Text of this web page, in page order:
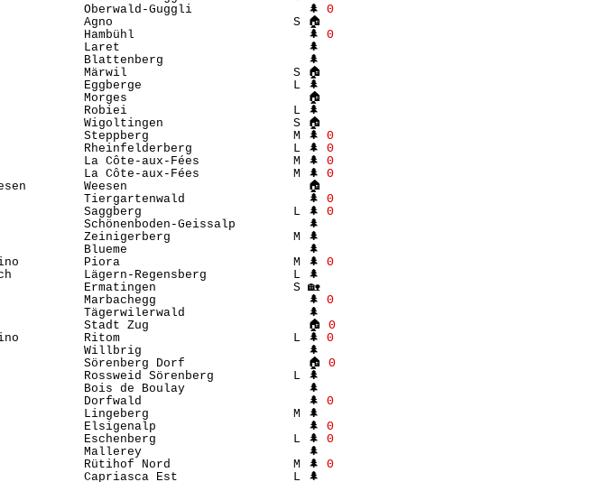
Oberwald-Guggli                🌲
Θ
Agno                         S 🏠
Hambühl                        🌲
Θ
Laret                          🌲
Blattenberg                    🌲
Märwil                       S 🏠
Eggberge                     L 🌲
Morges                         🏠
Robiei                       L 🌲
Wigoltingen                  S 🏠
Steppberg                    M 🌲
Θ
Rheinfelderberg              L 🌲
Θ
La Côte-aux-Fées             M 🌲 Θ
La Côte-aux-Fées             M 🌲
Θ
Weesen                         🏠
Tiergartenwald                 🌲
Θ
Saggberg                     L 🌲
Θ
Schönenboden-Geissalp          🌲
Zeinigerberg                 M 🌲
Blueme                         🌲
Piora                        M 🌲
Θ
Lägern-Regensberg            L 🌲
Ermatingen                   S 🏡
Marbachegg                     🌲
Θ
Tägerwilerwald                 🌲
Stadt Zug                      🏠
Θ
Ritom                        L 🌲
Θ
Willbrig                       🌲
Sörenberg Dorf                 🏠
Θ
Rossweid Sörenberg           L 🌲
Bois de Boulay                 🌲
Dorfwald                       🌲
Θ
Lingeberg                    M 🌲
Elsigenalp                     🌲
Θ
Eschenberg                   L 🌲
Θ
Mallerey                       🌲
Rütihof Nord                 M 🌲
Θ
Capriasca Est                L 🌲